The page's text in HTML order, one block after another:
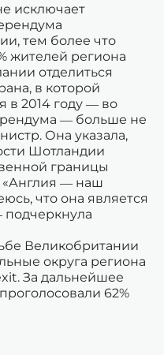
исключает
тем более что
жителей региона
отделиться
в которой
в 2014 году — во
— больше не
Она указала,
Шотландии
границы
«Англия — наш
что она является
Великобритании
округа региона
За дальнейшее
62%